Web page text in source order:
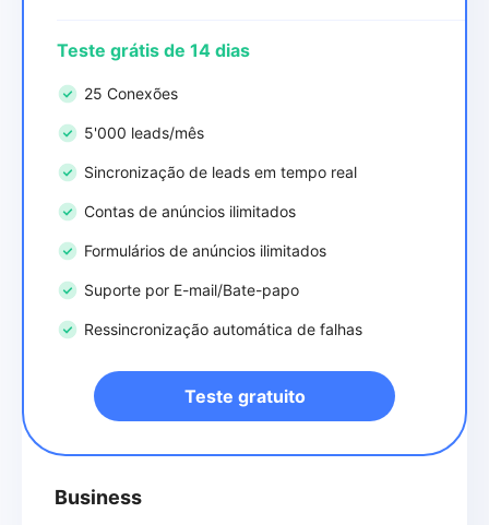
Teste grátis de 14 dias
25 Conexões
5'000 leads/mês
Sincronização de leads em tempo real
Contas de anúncios ilimitados
Formulários de anúncios ilimitados
Suporte por E-mail/Bate-papo
Ressincronização automática de falhas
Teste gratuito
Business